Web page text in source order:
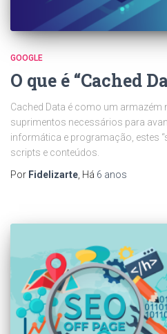
GOOGLE
O que é “Cached
Cached Data é como um armazém
suprimentos necessários para
informática e programação, estes
scripts e conteúdos.
Por Fidelizarte, Há 6 anos